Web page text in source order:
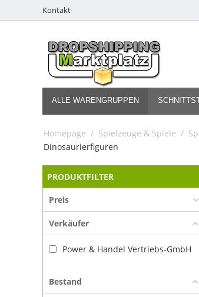
Kontakt
ALLE WARENGRUPPEN
Homepage / Spielzeuge & Spiele /
Dinosaurierfiguren
PRODUKTFILTER
Preis
Verkäufer
Power & Handel Vertriebs-GmbH
Bestand